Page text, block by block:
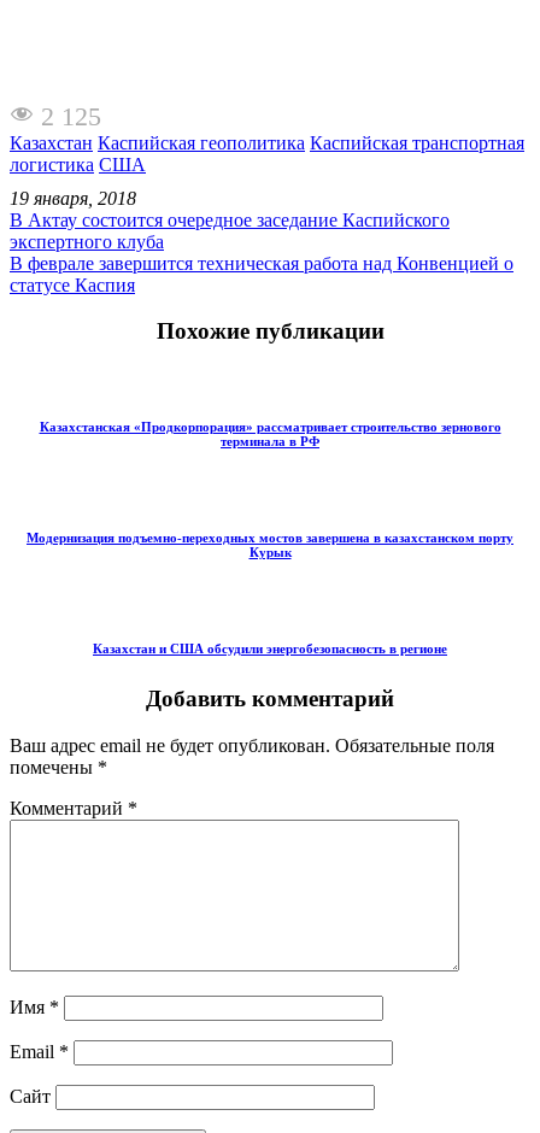
2 125
Казахстан Каспийская геополитика Каспийская транспортная
логистика США
19 января, 2018
В Актау состоится очередное заседание Каспийского
экспертного клуба
В феврале завершится техническая работа над Конвенцией о
статусе Каспия
Похожие публикации
Казахстанская «Продкорпорация» рассматривает строительство зернового
терминала в РФ
Модернизация подъемно-переходных мостов завершена в казахстанском порту
Курык
Казахстан и США обсудили энергобезопасность в регионе
Добавить комментарий
Ваш адрес email не будет опубликован. Обязательные поля
помечены *
Комментарий *
Имя *
Email *
Сайт